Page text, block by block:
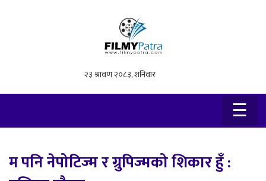
☰
म पनि नेपोटिज्म र ग्रुपिज्मको शिकार हुँ :